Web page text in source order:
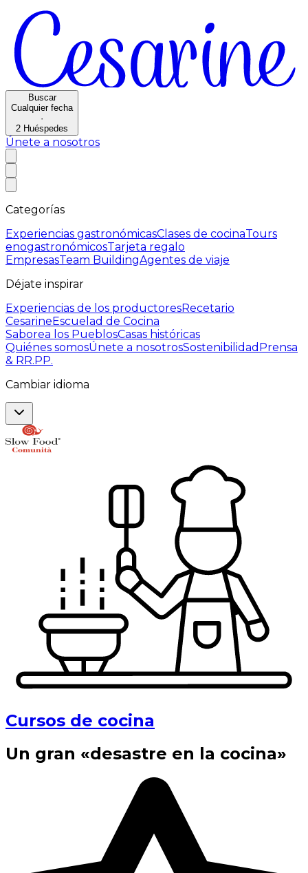
Buscar
Cualquier fecha
·
2 Huéspedes
Únete a nosotros
Categorías
Experiencias gastronómicasClases de cocinaTours
enogastronómicosTarjeta regalo
EmpresasTeam BuildingAgentes de viaje
Déjate inspirar
Experiencias de los productoresRecetario
CesarineEscuelad de Cocina
Saborea los PueblosCasas históricas
Quiénes somosÚnete a nosotrosSostenibilidad Prensa
& RR.PP.
Cambiar idioma
Cursos de cocina
Un gran «desastre en la cocina»